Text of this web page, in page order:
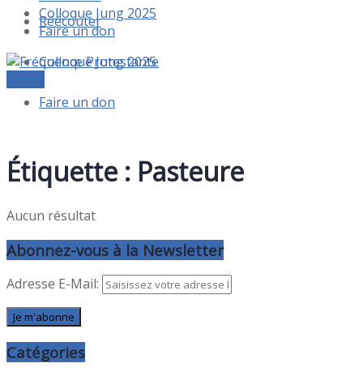
Réécouter
Colloque Jung 2025
Faire un don
Colloque Jung 2025
Faire un don
Étiquette : Pasteure
Aucun résultat
Abonnez-vous à la Newsletter
Adresse E-Mail:
Catégories